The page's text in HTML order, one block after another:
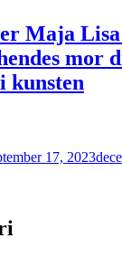
Maja
mor
kunsten
17, 2023